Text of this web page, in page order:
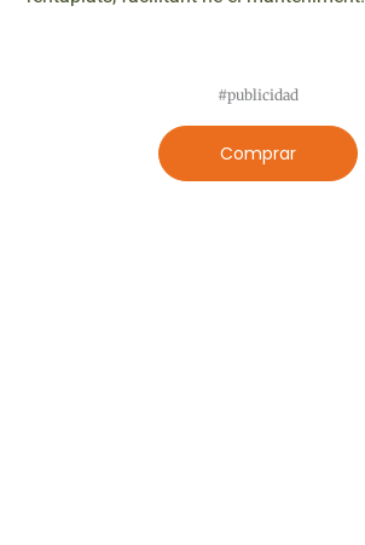
Comprar
#publicidad